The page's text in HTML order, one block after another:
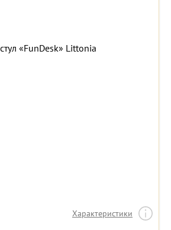
«FunDesk» Littonia
Характеристики